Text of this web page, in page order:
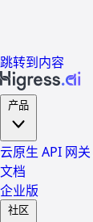
跳转到内容
云原生 API 网关
文档
企业版